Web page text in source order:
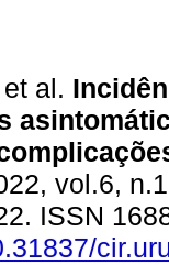
et al.
vol.6,
ISSN